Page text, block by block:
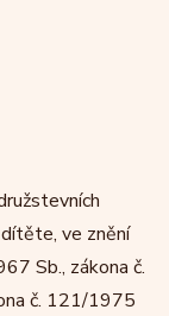
ve znění
Sb., zákona č.
č. 121/1975